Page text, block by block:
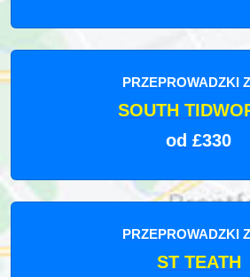
PRZEPROWADZKI
SOUTH
od £330
PRZEPROWADZKI
ST TEATH